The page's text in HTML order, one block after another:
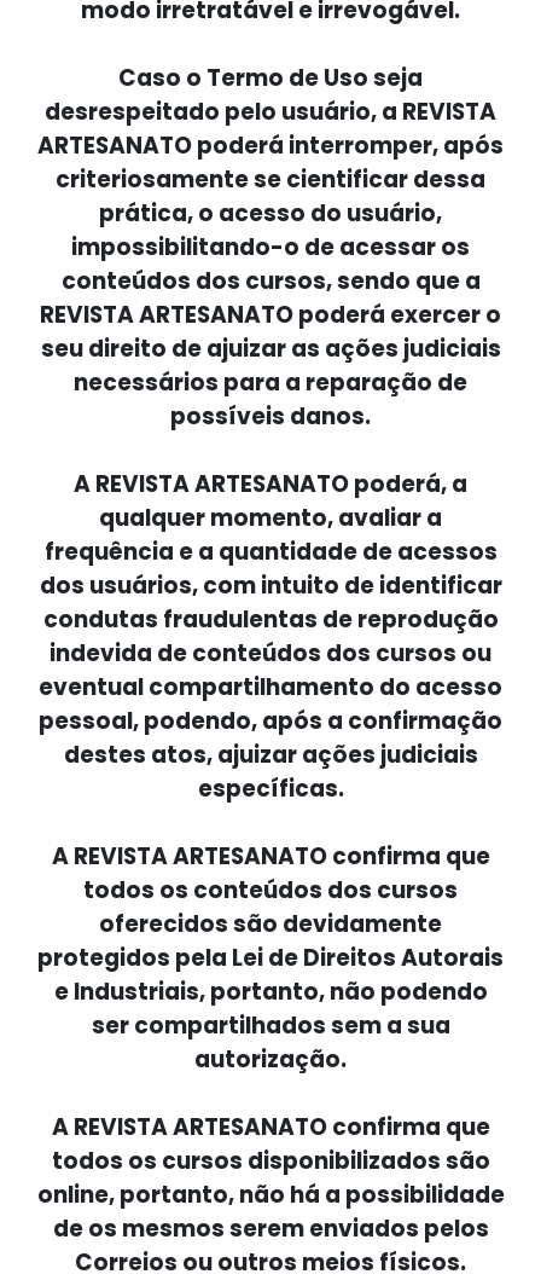
modo irretratável e irrevogável.
Caso o Termo de Uso seja
desrespeitado pelo usuário, a REVISTA
ARTESANATO poderá interromper, após
criteriosamente se cientificar dessa
prática, o acesso do usuário,
impossibilitando-o de acessar os
conteúdos dos cursos, sendo que a
REVISTA ARTESANATO poderá exercer o
seu direito de ajuizar as ações judiciais
necessários para a reparação de
possíveis danos.
A REVISTA ARTESANATO poderá, a
qualquer momento, avaliar a
frequência e a quantidade de acessos
dos usuários, com intuito de identificar
condutas fraudulentas de reprodução
indevida de conteúdos dos cursos ou
eventual compartilhamento do acesso
pessoal, podendo, após a confirmação
destes atos, ajuizar ações judiciais
específicas.
A REVISTA ARTESANATO confirma que
todos os conteúdos dos cursos
oferecidos são devidamente
protegidos pela Lei de Direitos Autorais
e Industriais, portanto, não podendo
ser compartilhados sem a sua
autorização.
A REVISTA ARTESANATO confirma que
todos os cursos disponibilizados são
online, portanto, não há a possibilidade
de os mesmos serem enviados pelos
Correios ou outros meios físicos.